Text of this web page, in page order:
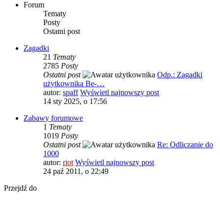
Forum
Tematy
Posty
Ostatni post
Zagadki
21 Tematy
2785 Posty
Ostatni post
Odp.: Zagadki
użytkownika Be-…
autor: spaff Wyświetl najnowszy post
14 sty 2025, o 17:56
Zabawy forumowe
1 Tematy
1019 Posty
Ostatni post
Re: Odliczanie do
1000
autor: riot Wyświetl najnowszy post
24 paź 2011, o 22:49
Przejdź do